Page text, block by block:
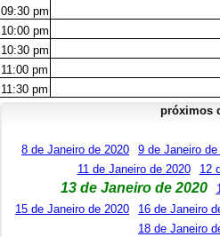
09:30 pm
10:00 pm
10:30 pm
11:00 pm
11:30 pm
próximos
8 de Janeiro de 2020 9 de Janeiro de
11 de Janeiro de 2020
12
13 de Janeiro de 2020
15 de Janeiro de 2020
16 de Janeiro
18 de Janeiro